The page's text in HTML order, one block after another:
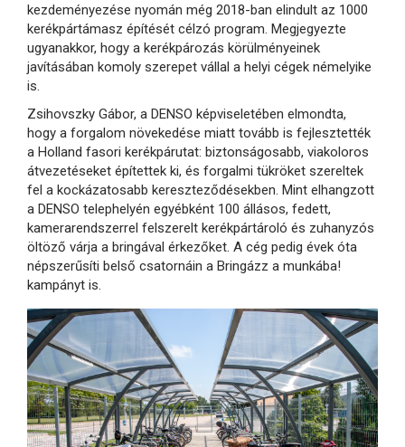
kezdeményezése nyomán még 2018-ban elindult az 1000
kerékpártámasz építését célzó program. Megjegyezte
ugyanakkor, hogy a kerékpározás körülményeinek
javításában komoly szerepet vállal a helyi cégek némelyike
is.
Zsihovszky Gábor, a DENSO képviseletében elmondta,
hogy a forgalom növekedése miatt tovább is fejlesztették
a Holland fasori kerékpárutat: biztonságosabb, viakoloros
átvezetéseket építettek ki, és forgalmi tükröket szereltek
fel a kockázatosabb kereszteződésekben. Mint elhangzott
a DENSO telephelyén egyébként 100 állásos, fedett,
kamerarendszerrel felszerelt kerékpártároló és zuhanyzós
öltöző várja a bringával érkezőket. A cég pedig évek óta
népszerűsíti belső csatornáin a Bringázz a munkába!
kampányt is.